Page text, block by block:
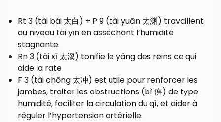
Rt 3 (tài bái 太白) + P 9 (tài yuān 太渊) travaillent
au niveau tài yīn en asséchant l’humidité
stagnante.
Rn 3 (tài xī 太溪) tonifie le yáng des reins ce qui
aide la rate
F 3 (tài chōng 太冲) est utile pour renforcer les
jambes, traiter les obstructions (bì 痹) de type
humidité, faciliter la circulation du qì, et aider à
réguler l’hypertension artérielle.